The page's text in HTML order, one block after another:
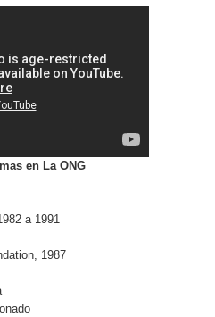
en La ONG
a 1991
1987